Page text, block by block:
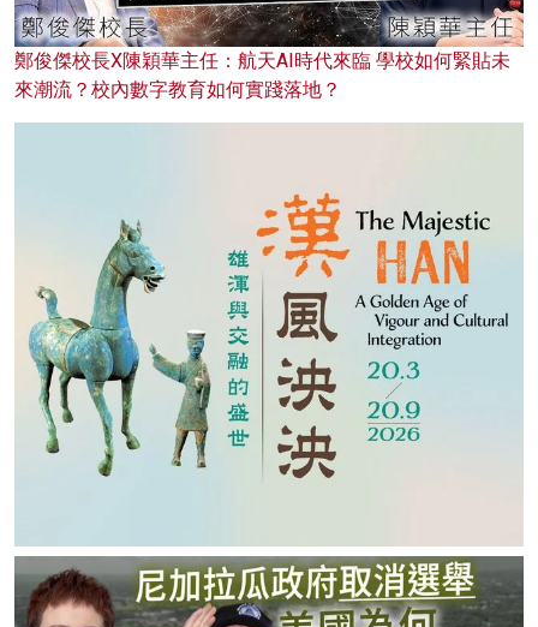
鄭俊傑校長X陳穎華主任：航天AI時代來臨 學校如何緊貼未
來潮流？校內數字教育如何實踐落地？